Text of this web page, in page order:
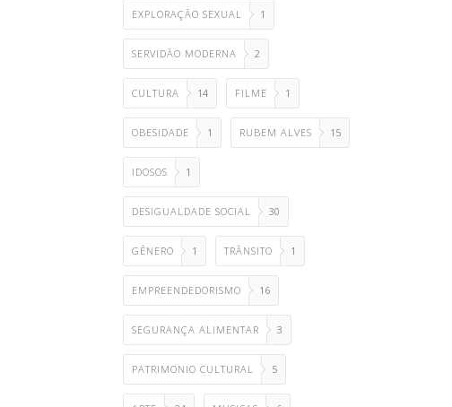
EXPLORAÇÃO SEXUAL 1
SERVIDÃO MODERNA 2
CULTURA 14 FILME 1
OBESIDADE 1 RUBEM ALVES 15
IDOSOS 1
DESIGUALDADE SOCIAL 30
GÊNERO 1 TRÂNSITO 1
EMPREENDEDORISMO 16
SEGURANÇA ALIMENTAR 3
PATRIMONIO CULTURAL 5